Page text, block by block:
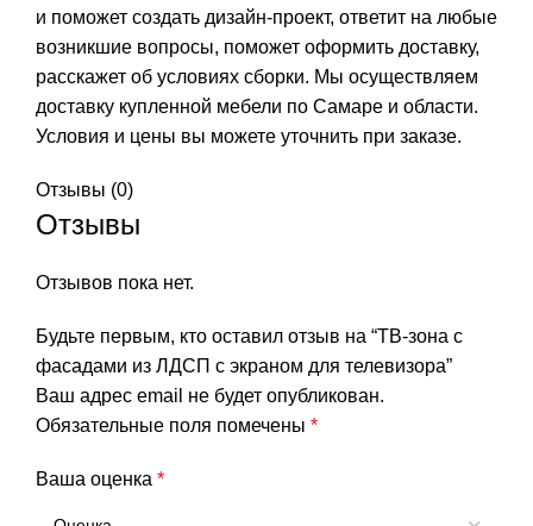
и поможет создать дизайн-проект, ответит на любые
возникшие вопросы, поможет оформить доставку,
расскажет об условиях сборки. Мы осуществляем
доставку купленной мебели по Самаре и области.
Условия и цены вы можете уточнить при заказе.
Отзывы (0)
Отзывы
Отзывов пока нет.
Будьте первым, кто оставил отзыв на “ТВ-зона с
фасадами из ЛДСП с экраном для телевизора”
Ваш адрес email не будет опубликован.
Обязательные поля помечены *
Ваша оценка *